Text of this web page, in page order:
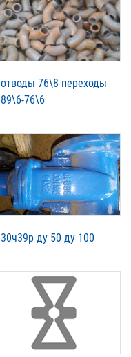
отводы 76\8 переходы
89\6-76\6
30ч39р ду 50 ду 100